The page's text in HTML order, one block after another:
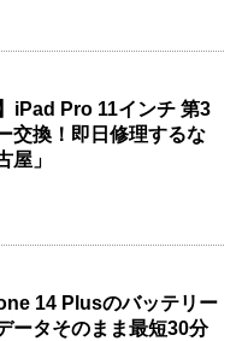
iPad Pro 11インチ 第3
交換！即日修理するな
屋」
14 Plusのバッテリー
ータそのまま最短30分